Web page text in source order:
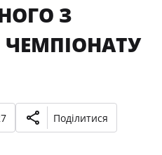
З
ЧЕМПІОНАТУ
Поділитися